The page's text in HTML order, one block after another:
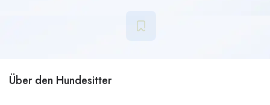
Über den Hundesitter